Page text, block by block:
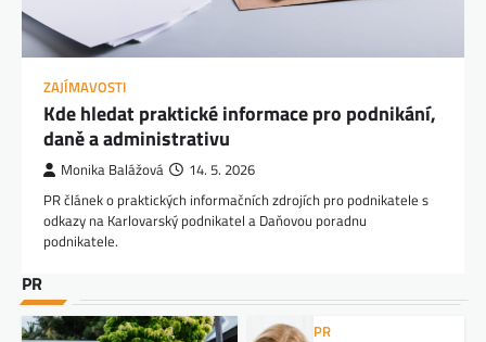
ZAJÍMAVOSTI
Kde hledat praktické informace pro podnikání,
daně a administrativu
Monika Balážová 14. 5. 2026
PR článek o praktických informačních zdrojích pro podnikatele s
odkazy na Karlovarský podnikatel a Daňovou poradnu
podnikatele.
PR
PR